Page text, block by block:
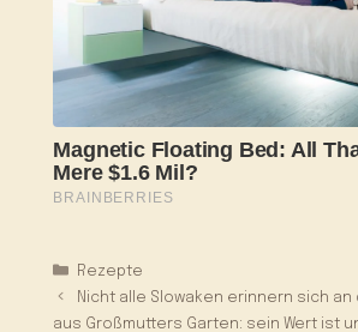
Kategorien
Rezepte
Nicht alle Slowaken erinnern sich an
aus Großmutters Garten: sein Wert ist